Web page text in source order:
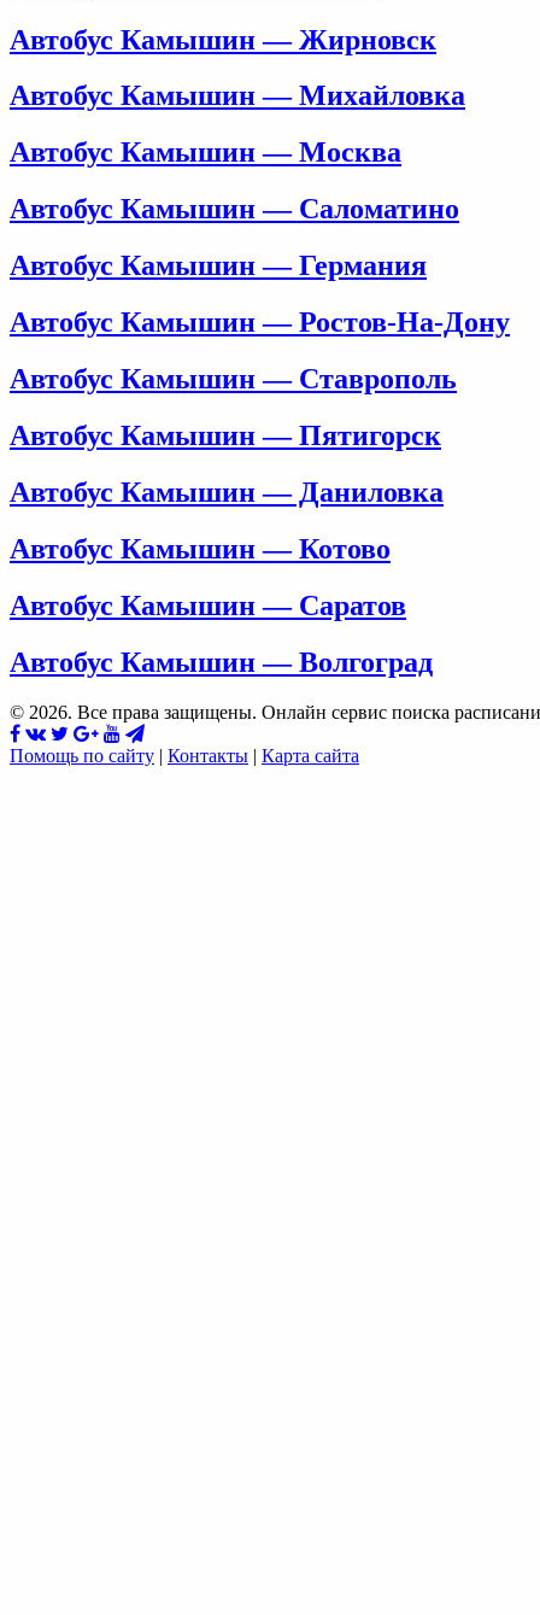
Автобус Камышин — Жирновск
Автобус Камышин — Михайловка
Автобус Камышин — Москва
Автобус Камышин — Саломатино
Автобус Камышин — Германия
Автобус Камышин — Ростов-На-Дону
Автобус Камышин — Ставрополь
Автобус Камышин — Пятигорск
Автобус Камышин — Даниловка
Автобус Камышин — Котово
Автобус Камышин — Саратов
Автобус Камышин — Волгоград
© 2026. Все права защищены. Онлайн сервис поиска
Помощь по сайту | Контакты | Карта сайта